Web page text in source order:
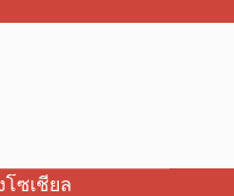
ซเชียล